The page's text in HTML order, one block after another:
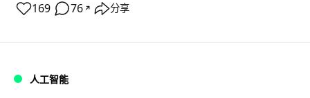
169 76 ↗ 分享
人工智能